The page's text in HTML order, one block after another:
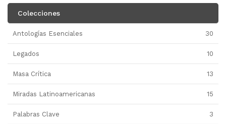
Colecciones
Antologías Esenciales 30
Legados 10
Masa Crítica 13
Miradas Latinoamericanas 15
Palabras Clave 3